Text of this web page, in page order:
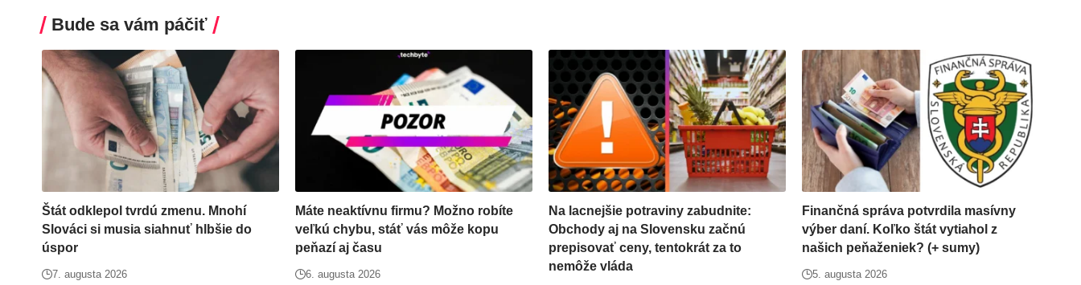
Bude sa vám páčiť
Štát odklepol tvrdú zmenu. Mnohí
Slováci si musia siahnuť hlbšie do
úspor
7. augusta 2026
Máte neaktívnu firmu? Možno robíte
veľkú chybu, stáť vás môže kopu
peňazí aj času
6. augusta 2026
Na lacnejšie potraviny zabudnite:
Obchody aj na Slovensku začnú
prepisovať ceny, tentokrát za to
nemôže vláda
Finančná správa potvrdila masívny
výber daní. Koľko štát vytiahol z
našich peňaženiek? (+ sumy)
5. augusta 2026